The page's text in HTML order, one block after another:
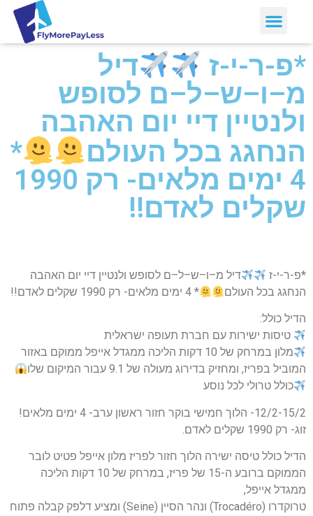
*פ-ר-י-ז
דיל
מ–ו–ש–ל–ם לסופש
ולנטיין דיי יום האהבה
הנחגג בכל העולם
*
4 ימים מלאים- רק 1990
שקלים לאדם!!
*פ-ר-י-ז
דיל מ–ו–ש–ל–ם לסופש ולנטיין דיי יום האהבה
הנחגג בכל העולם
* 4 ימים מלאים- רק 1990 שקלים לאדם!!
הדיל כולל:
טיסות ישירות עם חברת תעופה ישראלית
מלון במרחק של 10 דקות הליכה ממגדל אייפל ממוקם באזור
המוביל בפריז, ומחזיק בדירוג מעולה של 9.1 עבור המיקום שלו
כולל טרולי לכל נוסע
12/2-15/2- הלוך חמישי בוקר חזור ראשון ערב- 4 ימים מלאים!
זוג- רק 1990 שקלים לאדם.
הדיל כולל טיסה ישירה הלוך חזור לפריז מלון אייפל פטיט לובר
הממוקם ברובע ה-15 של פריז, במרחק של 10 דקות הליכה
ממגדל אייפל,
טרוקדרו (Trocadéro) ונהר הסיין (Seine) ומציע דלפק קבלה פתוח